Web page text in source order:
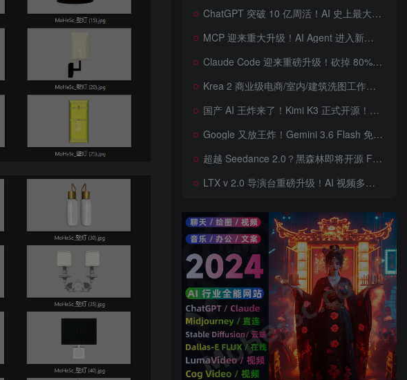
ChatGPT 突破 10 亿周活！AI 史上最大用户奇迹背后，OpenAI 正面对一场百亿美元级商业挑战
MCP 迎来重大升级！AI Agent 进入新纪元，模型上下文协议全面重构，未来 AI 工具生态将被重新定义，AI工具接口进入倒计时开始！
Claude Code 迎来重磅升级！砍掉 80% 系统提示词一键瘦身优化，新增 /doctor 诊断命令，AI 编程效率再次提升
Krea 2 商业级电商/室内/建筑洗图工作流首次公开！三套工作流 + 三档预设 + JSON 反推，RAW、Turbo、Depth、4 倍增强一次学会
国产 AI 王炸来了！Kimi K3 正式开源！免费下载全球最大 2.8 万亿参数模型，国产开源 AI 首次逼近闭源天花板
Google 又放王炸！Gemini 3.6 Flash 免费开放，AI 编程、Agent 能力暴涨，开发者必体验的新一代 AI 模型，性能再次刷新纪录
超越 Seedance 2.0？黑森林即将开源 FLUX 3 Dev！Self-Flow 世界模型首次曝光，20 秒音画同步 AI 视频时代来了！
LTX v 2.0 导演台重磅升级！AI 视频多角色、多场景、多参考控制全面增强生成来了，角色一致性暴涨，终于像电影一样可控，一键打造电影级AI 短片